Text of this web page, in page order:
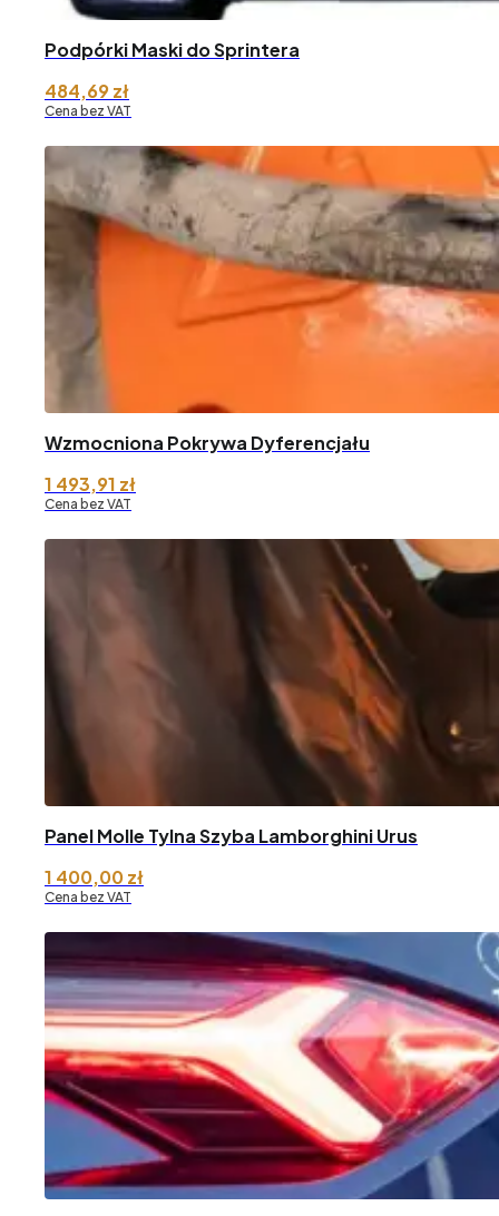
Podpórki Maski do Sprintera
484,69zł
Cena bez VAT
Wzmocniona Pokrywa Dyferencjału
1 493,91 zł
Cena bez VAT
Panel Molle Tylna Szyba Lamborghini Urus
1 400,00zł
Cena bez VAT